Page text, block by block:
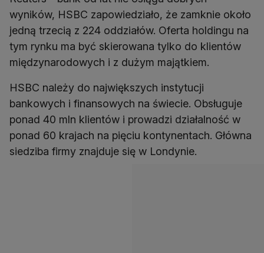
wyników, HSBC zapowiedziało, że zamknie około
jedną trzecią z 224 oddziałów. Oferta holdingu na
tym rynku ma być skierowana tylko do klientów
międzynarodowych i z dużym majątkiem.
HSBC należy do największych instytucji
bankowych i finansowych na świecie. Obsługuje
ponad 40 mln klientów i prowadzi działalność w
ponad 60 krajach na pięciu kontynentach. Główna
siedziba firmy znajduje się w Londynie.